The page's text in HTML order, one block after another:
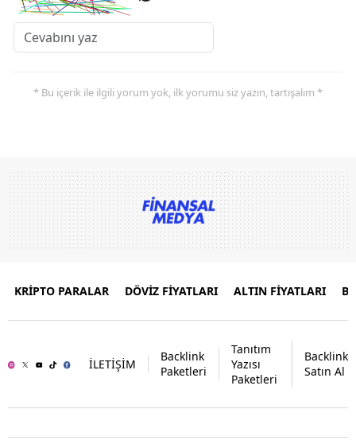
* Bu içerik ile ilgili yorum yok, ilk yorumu siz yazın, tartışalım *
KRİPTO PARALAR DÖVİZ FİYATLARI ALTIN FİYATLARI
İLETİŞİM
Backlink
Paketleri
Tanıtım
Yazısı
Paketleri
Backlink
Satın Al